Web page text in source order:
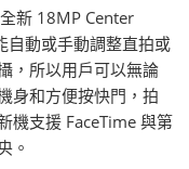
新 18MP Center
自動或手動調整直拍或
，所以用戶可以無論
身和方便按快門，拍
機支援 FaceTime 與第
。